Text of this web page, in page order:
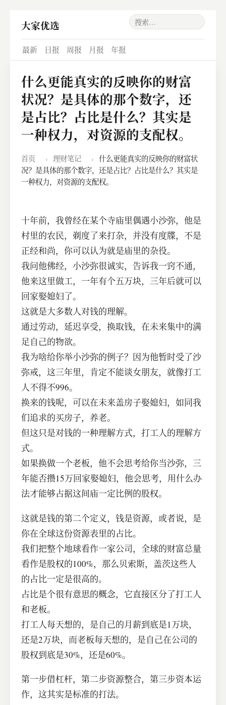
大家优选
最新 日报 周报 月报 年报
什么更能真实的反映你的财富
状况？是具体的那个数字，还
是占比？占比是什么？其实是
一种权力，对资源的支配权。
首页 › 理财笔记 ›
什么更能真实的反映你的财富状
况？是具体的那个数字，还是占比？占比是什么？其实是
一种权力，对资源的支配权。
十年前，我曾经在某个寺庙里偶遇小沙弥，他是
村里的农民，剃度了来打杂，并没有度牒，不是
正经和尚，你可以认为就是庙里的杂役。
我问他佛经，小沙弥很诚实，告诉我一窍不通，
他来这里做工，一年有个五万块，三年后就可以
回家娶媳妇了。
这就是大多数人对钱的理解。
通过劳动，延迟享受，换取钱，在未来集中的满
足自己的物欲。
我为啥给你举小沙弥的例子？因为他暂时受了沙
弥戒，这三年里，肯定不能谈女朋友，就像打工
人不得不996。
换来的钱呢，可以在未来盖房子娶媳妇，如同我
们追求的买房子，养老。
但这只是对钱的一种理解方式，打工人的理解方
式。
如果换做一个老板，他不会思考给你当沙弥，三
年能否攒15万回家娶媳妇，他会思考，用什么办
法才能够占据这间庙一定比例的股权。
这就是钱的第二个定义，钱是资源，或者说，是
你在全球这份资源表里的占比。
我们把整个地球看作一家公司，全球的财富总量
看作是股权的100%，那么贝索斯，盖茨这些人
的占比一定是很高的。
占比是个很有意思的概念，它直接区分了打工人
和老板。
打工人每天想的，是自己的月薪到底是1万块，
还是2万块，而老板每天想的，是自己在公司的
股权到底是30%，还是60%。
第一步借杠杆，第二步资源整合，第三步资本运
作，这其实是标准的打法。